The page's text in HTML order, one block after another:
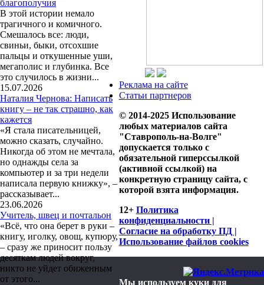
благополучия
В этой истории немало
трагичного и комичного.
Смешалось все: люди,
свиньи, быки, отсохшие
пальцы и откушенные уши,
мегаполис и глубинка. Все
это случилось в жизни...
15.07.2026
Наталия Чернова: Написать
книгу – не так страшно, как
кажется
«Я стала писательницей,
можно сказать, случайно.
Никогда об этом не мечтала,
но однажды села за
компьютер и за три недели
написала первую книжку», –
рассказывает...
23.06.2026
Учитель, швец и почтальон
«Всё, что она берет в руки –
книгу, иголку, овощ, купюру,
– сразу же приносит пользу
десяткам людей вокруг,
никто не уйдет обиженным
от этого...
Реклама на сайте
Статьи партнеров
© 2014-2025 Использование
любых материалов сайта
"Ставрополь-на-Волге"
допускается только с
обязательной гиперссылкой
(активной ссылкой) на
конкретную страницу сайта, с
которой взята информация.
12+ Политика
конфиденциальности |
Согласие на обработку ПД |
Использование файлов cookies
Мы используем куки для